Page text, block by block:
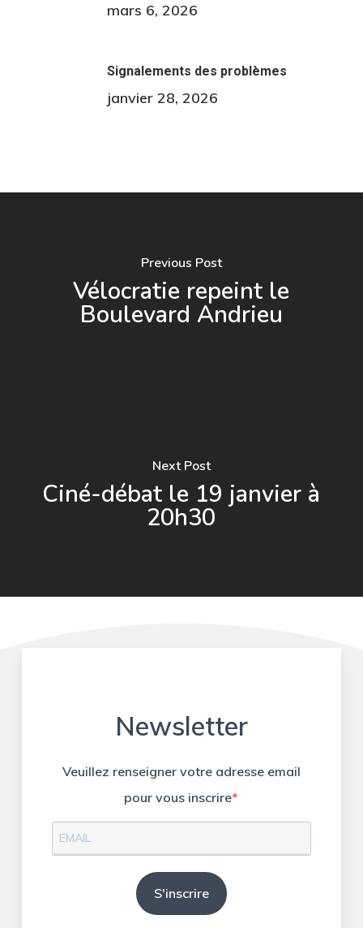
mars 6, 2026
Signalements des problèmes
janvier 28, 2026
Previous Post
Vélocratie repeint le
Boulevard Andrieu
Next Post
Ciné-débat le 19 janvier à
20h30
Newsletter
Veuillez renseigner votre adresse email
pour vous inscrire
S'inscrire